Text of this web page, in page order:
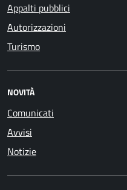
Appalti pubblici
Autorizzazioni
Turismo
NOVITÀ
Comunicati
Avvisi
Notizie